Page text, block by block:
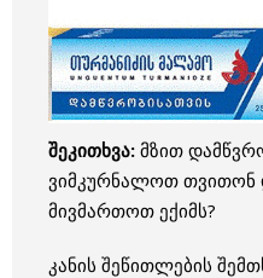
შეკითხვა: მზით
ვიმკურნალოთ თვითონ
მივმართოთ ექიმს?
კანის შეწითლების